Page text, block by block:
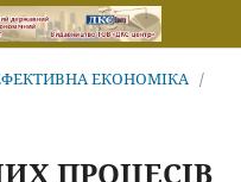
ЕКОНОМІКА /
ПРОЦЕСІВ